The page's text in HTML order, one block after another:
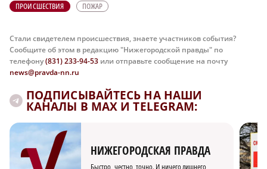
ПРОИСШЕСТВИЯ ПОЖАР
Стали свидетелем происшествия, знаете участников события?
Сообщите об этом в редакцию "Нижегородской правды" по
телефону(831) 233-94-53 или отправьте сообщение на почту
news@pravda-nn.ru
ПОДПИСЫВАЙТЕСЬ НА НАШИ
КАНАЛЫ В MAX И TELEGRAM:
НИЖЕГОРОДСКАЯ ПРАВДА
Быстро, честно, точно. И ничего лишнего